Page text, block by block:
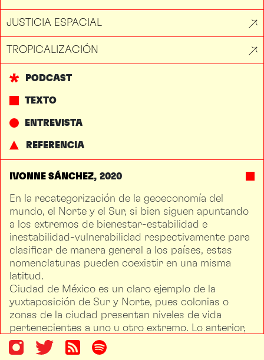
PODCAST
TEXTO
ENTREVISTA
REFERENCIA
JUSTICIA ESPACIAL
TROPICALIZACIÓN
IVONNE SÁNCHEZ 2020
En la recategorización de la geoeconomía del
mundo, el Norte y el Sur, si bien siguen apuntando
a los extremos de bienestar-estabilidad e
inestabilidad-vulnerabilidad respectivamente para
clasificar de manera general a los países, estas
nomenclaturas pueden coexistir en una misma
latitud.
Ciudad de México es un claro ejemplo de la
yuxtaposición de Sur y Norte, pues colonias o
zonas de la ciudad presentan niveles de vida
pertenecientes a uno u otro extremo. Lo anterior,
no sólo hace a la urbe diversa sino que propicia la
proliferación de fronteras invisibles —geográficas,